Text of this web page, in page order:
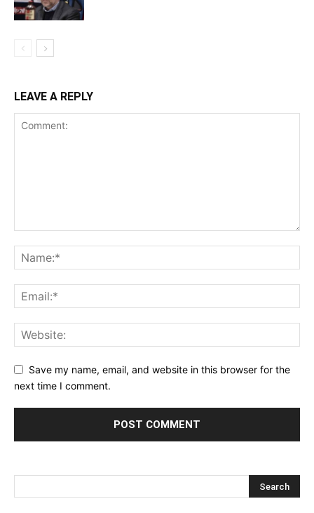
LEAVE A REPLY
Save my name, email, and website in this browser for the
next time I comment.